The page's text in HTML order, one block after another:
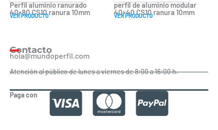
Perfil aluminio ranurado
40×80 CS10 ranura 10mm
VER PRODUCT0
perfil de aluminio modular
40×40 CS10 ranura 10mm
VER PRODUCT0
Contacto
hola@mundoperfil.com
Atención al público de lunes a viernes de 8:00 a 16:00 h.
Paga con